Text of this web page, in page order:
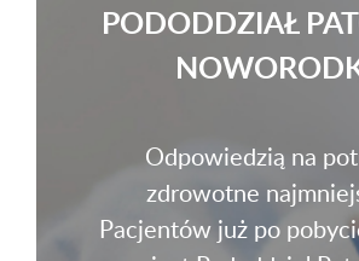
PODODDZIAŁ
Odpowiedzią na
zdrowotne
Pacjentów już po